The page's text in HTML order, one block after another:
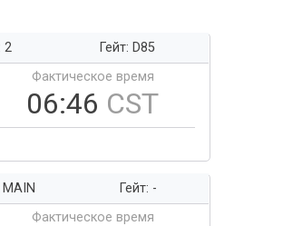
2
Гейт: D85
Фактическое время
06:46 CST
Гейт: -
Фактическое время